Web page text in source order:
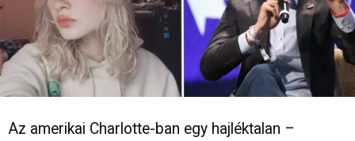
Az amerikai Charlotte-ban egy hajléktalan –